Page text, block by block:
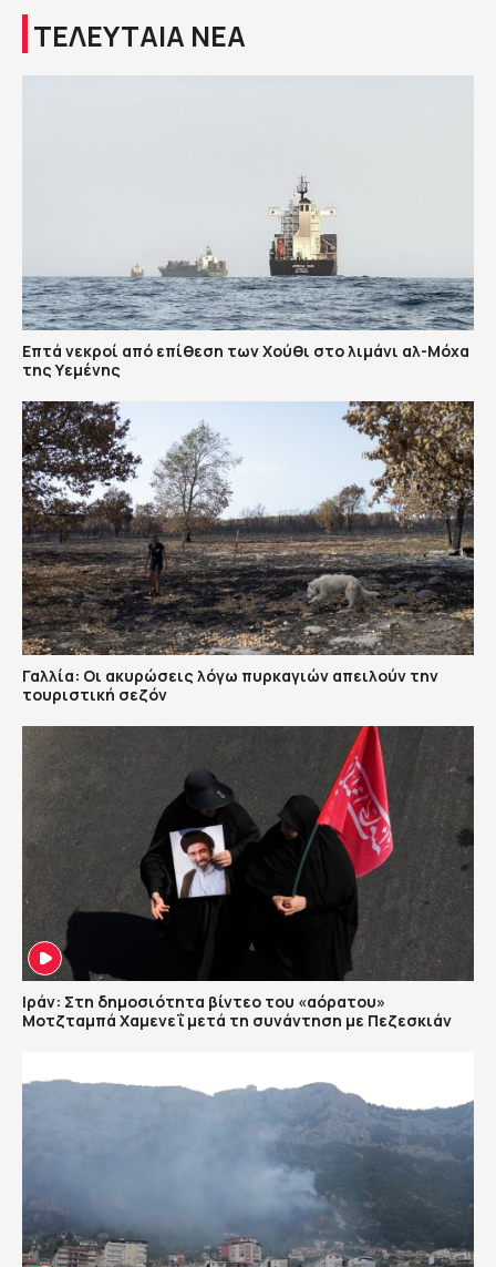
ΤΕΛΕΥΤΑΙΑ ΝΕΑ
Επτά νεκροί από επίθεση των Χούθι στο λιμάνι αλ-Μόχα
της Υεμένης
Γαλλία: Οι ακυρώσεις λόγω πυρκαγιών απειλούν την
τουριστική σεζόν
Ιράν: Στη δημοσιότητα βίντεο του «αόρατου»
Μοτζταμπά Χαμενεΐ μετά τη συνάντηση με Πεζεσκιάν